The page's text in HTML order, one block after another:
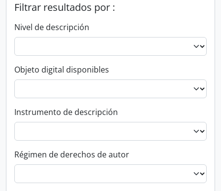
Filtrar resultados por :
Nivel de descripción
Objeto digital disponibles
Instrumento de descripción
Régimen de derechos de autor